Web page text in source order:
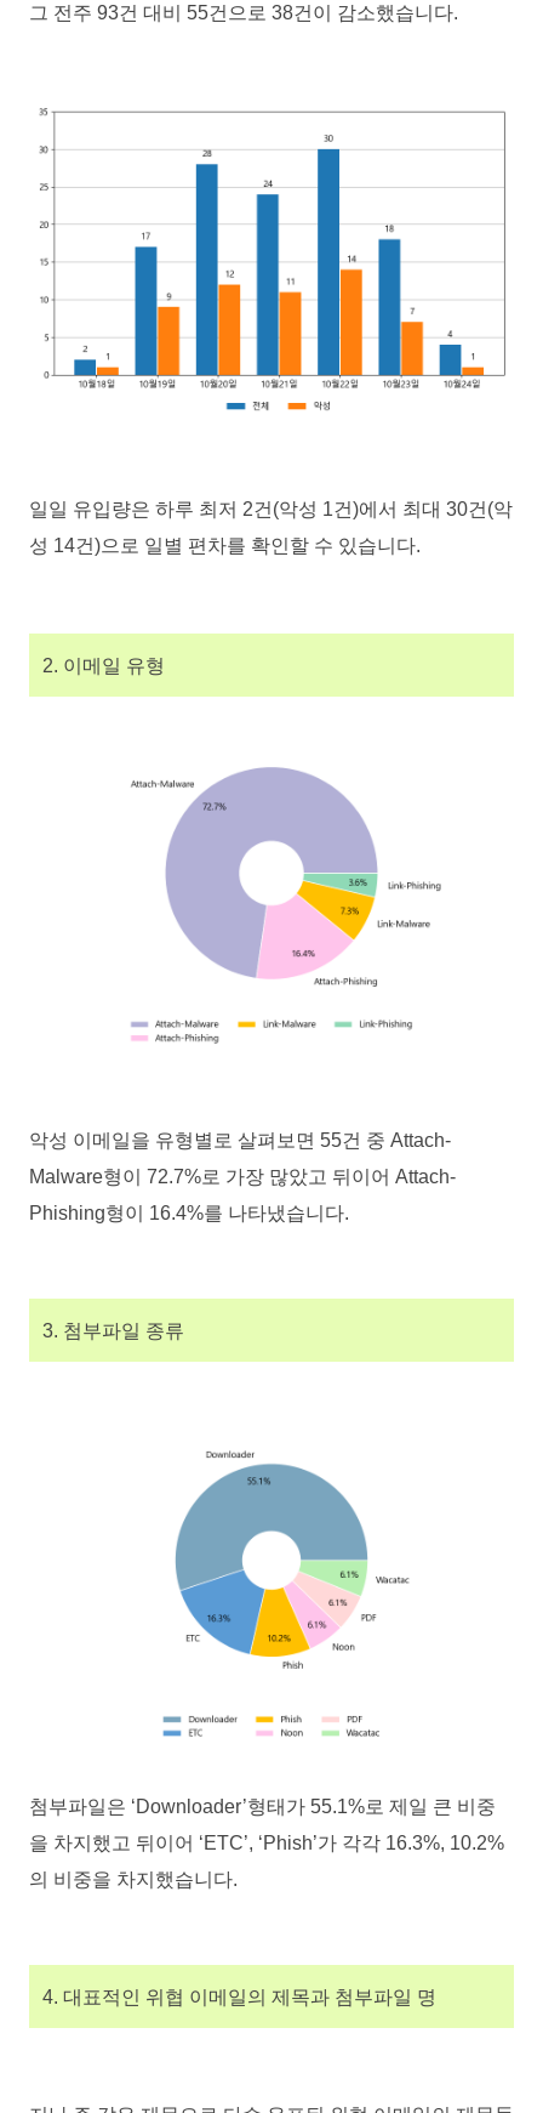
그 전주 93건 대비 55건으로 38건이 감소했습니다.
일일 유입량은 하루 최저 2건(악성 1건)에서 최대 30건(악
성 14건)으로 일별 편차를 확인할 수 있습니다.
2. 이메일 유형
악성 이메일을 유형별로 살펴보면 55건 중 Attach-
Malware형이 72.7%로 가장 많았고 뒤이어 Attach-
Phishing형이 16.4%를 나타냈습니다.
3. 첨부파일 종류
첨부파일은 ‘Downloader’형태가 55.1%로 제일 큰 비중
을 차지했고 뒤이어 ‘ETC’, ‘Phish’가 각각 16.3%, 10.2%
의 비중을 차지했습니다.
4. 대표적인 위협 이메일의 제목과 첨부파일 명